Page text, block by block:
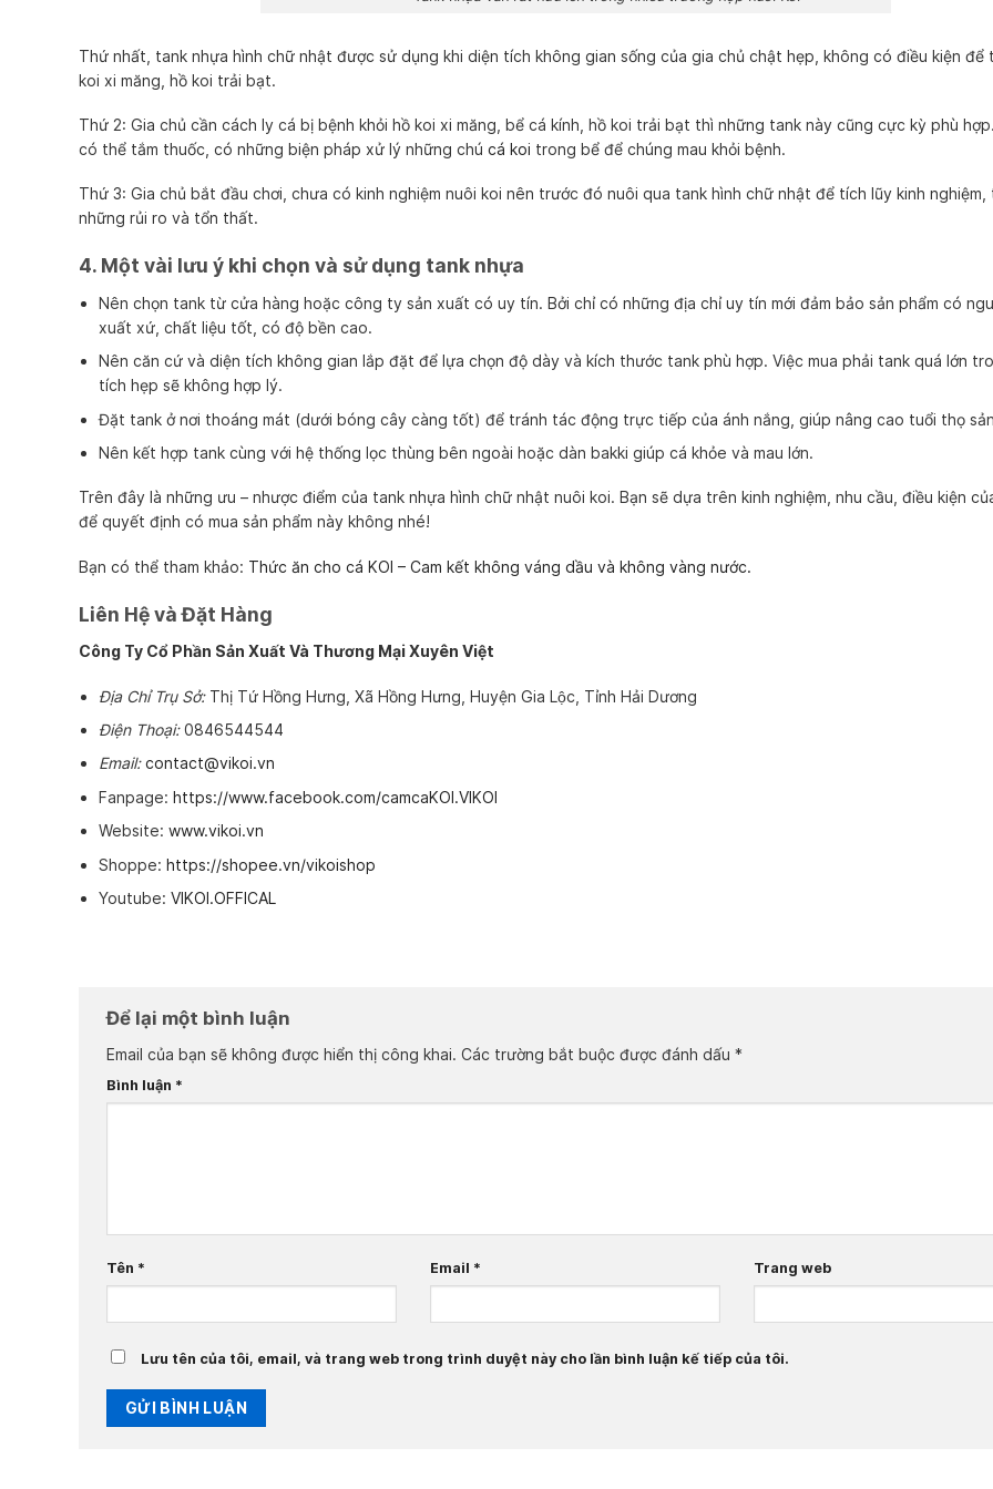
Thứ nhất, tank nhựa hình chữ nhật được sử dụng khi diện tích không gian sống của gia chủ chật hẹp, không có điều kiện để
koi xi măng, hồ koi trải bạt.
Thứ 2: Gia chủ cần cách ly cá bị bệnh khỏi hồ koi xi măng, bể cá kính, hồ koi trải bạt thì những tank này cũng cực kỳ phù
có thể tắm thuốc, có những biện pháp xử lý những chú cá koi trong bể để chúng mau khỏi bệnh.
Thứ 3: Gia chủ bắt đầu chơi, chưa có kinh nghiệm nuôi koi nên trước đó nuôi qua tank hình chữ nhật để tích lũy kinh nghiệm,
những rủi ro và tổn thất.
4. Một vài lưu ý khi chọn và sử dụng tank nhựa
Nên chọn tank từ cửa hàng hoặc công ty sản xuất có uy tín. Bởi chỉ có những địa chỉ uy tín mới đảm bảo sản phẩm có
xuất xứ, chất liệu tốt, có độ bền cao.
Nên căn cứ và diện tích không gian lắp đặt để lựa chọn độ dày và kích thước tank phù hợp. Việc mua phải tank quá lớn
tích hẹp sẽ không hợp lý.
Đặt tank ở nơi thoáng mát (dưới bóng cây càng tốt) để tránh tác động trực tiếp của ánh nắng, giúp nâng cao tuổi thọ
Nên kết hợp tank cùng với hệ thống lọc thùng bên ngoài hoặc dàn bakki giúp cá khỏe và mau lớn.
Trên đây là những ưu – nhược điểm của tank nhựa hình chữ nhật nuôi koi. Bạn sẽ dựa trên kinh nghiệm, nhu cầu, điều kiện
để quyết định có mua sản phẩm này không nhé!
Bạn có thể tham khảo: Thức ăn cho cá KOI – Cam kết không váng dầu và không vàng nước.
Liên Hệ và Đặt Hàng
Công Ty Cổ Phần Sản Xuất Và Thương Mại Xuyên Việt
Địa Chỉ Trụ Sở:Thị Tứ Hồng Hưng, Xã Hồng Hưng, Huyện Gia Lộc, Tỉnh Hải Dương
Điện Thoại:0846544544
Email: contact@vikoi.vn
Fanpage: https://www.facebook.com/camcaKOI.VIKOI
Website: www.vikoi.vn
Shoppe: https://shopee.vn/vikoishop
Youtube: VIKOI.OFFICAL
Để lại một bình luận
Email của bạn sẽ không được hiển thị công khai. Các trường bắt buộc được đánh dấu *
Bình luận *
Tên * Email * Trang web
Lưu tên của tôi, email, và trang web trong trình duyệt này cho lần bình luận kế tiếp của tôi.